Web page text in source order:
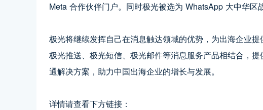
Meta 合作伙伴门户。同时极光被选为 WhatsApp 大中华区
极光将继续发挥自己在消息触达领域的优势，为出海企业
极光推送、极光短信、极光邮件等消息服务产品相结合，
通解决方案，助力中国出海企业的增长与发展。
详情请查看下方链接：